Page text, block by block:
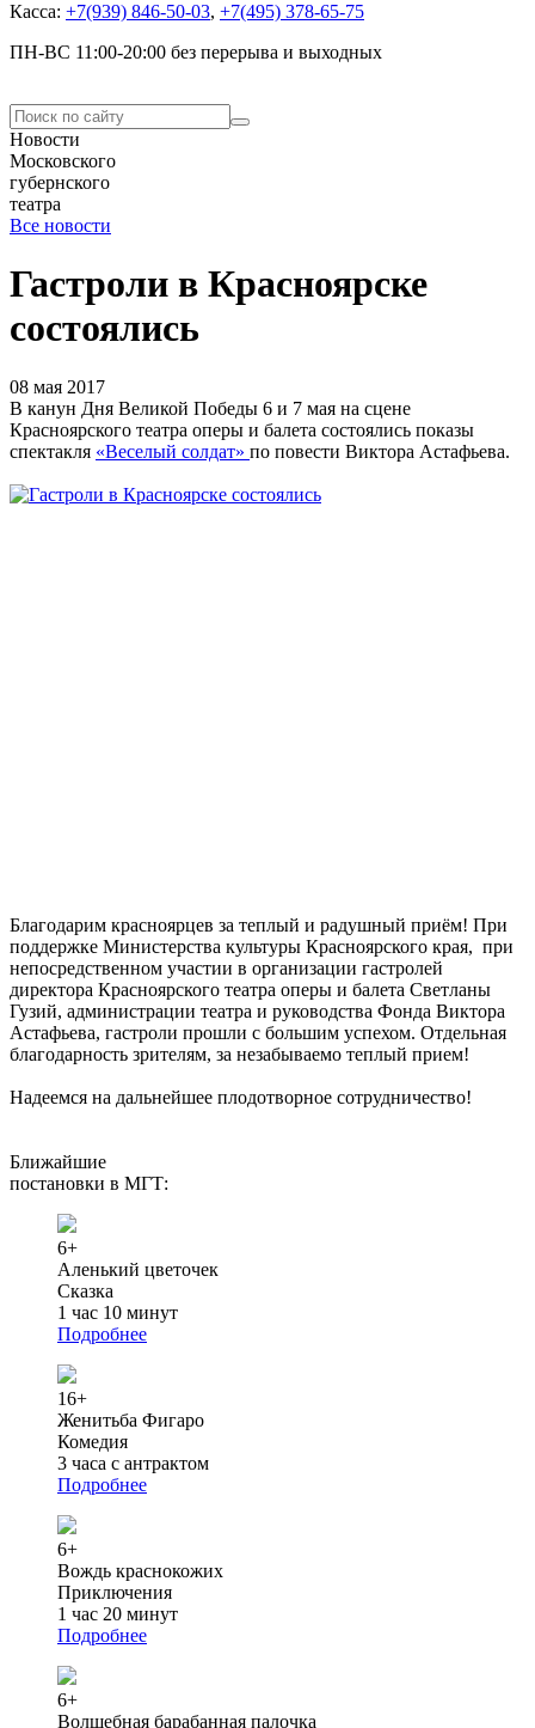
Касса: +7(939) 846-50-03, +7(495) 378-65-75
ПН-ВС 11:00-20:00 без перерыва и выходных
Новости
Московского
губернского
театра
Все новости
Гастроли в Красноярске
состоялись
08 мая 2017
В канун Дня Великой Победы 6 и 7 мая на сцене
Красноярского театра оперы и балета состоялись показы
спектакля «Веселый солдат» по повести Виктора Астафьева.
Благодарим красноярцев за теплый и радушный приём! При
поддержке Министерства культуры Красноярского края, при
непосредственном участии в организации гастролей
директора Красноярского театра оперы и балета Светланы
Гузий, администрации театра и руководства Фонда Виктора
Астафьева, гастроли прошли с большим успехом. Отдельная
благодарность зрителям, за незабываемо теплый прием!
Надеемся на дальнейшее плодотворное сотрудничество!
Ближайшие
постановки в МГТ:
6+
Аленький цветочек
Сказка
1 час 10 минут
Подробнее
16+
Женитьба Фигаро
Комедия
3 часа с антрактом
Подробнее
6+
Вождь краснокожих
Приключения
1 час 20 минут
Подробнее
6+
Волшебная барабанная палочка